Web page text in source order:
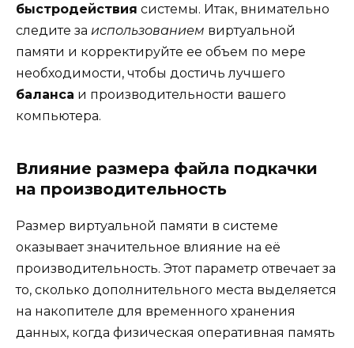
быстродействия системы. Итак, внимательно
следите за использованием виртуальной
памяти и корректируйте ее объем по мере
необходимости, чтобы достичь лучшего
баланса и производительности вашего
компьютера.
Влияние размера файла подкачки
на производительность
Размер виртуальной памяти в системе
оказывает значительное влияние на её
производительность. Этот параметр отвечает за
то, сколько дополнительного места выделяется
на накопителе для временного хранения
данных, когда физическая оперативная память